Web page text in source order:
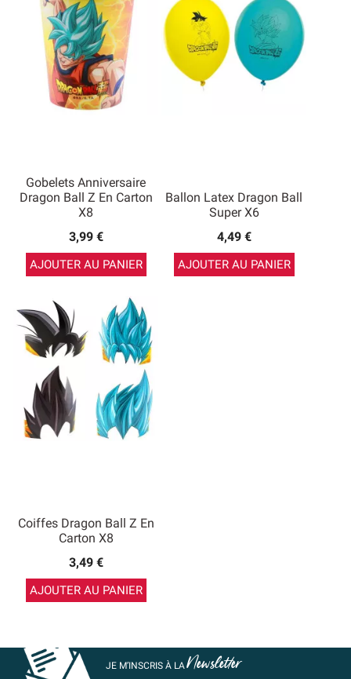
Gobelets Anniversaire
Dragon Ball Z En Carton
X8
3,99 €
AJOUTER AU PANIER
Ballon Latex Dragon Ball
Super X6
4,49 €
AJOUTER AU PANIER
Coiffes Dragon Ball Z En
Carton X8
3,49 €
AJOUTER AU PANIER
JE M’INSCRIS À LANewsletter